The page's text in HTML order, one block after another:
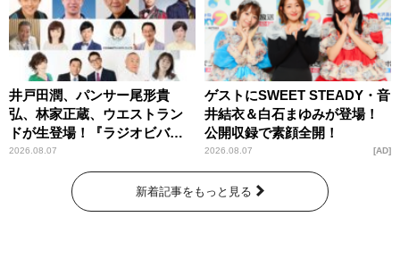
井戸田潤、パンサー尾形貴
弘、林家正蔵、ウエストラン
ドが生登場！『ラジオビバリ
ー昼ズ』
2026.08.07
ゲストにSWEET STEADY・音
井結衣＆白石まゆみが登場！
公開収録で素顔全開！
2026.08.07 AD
新着記事をもっと見る